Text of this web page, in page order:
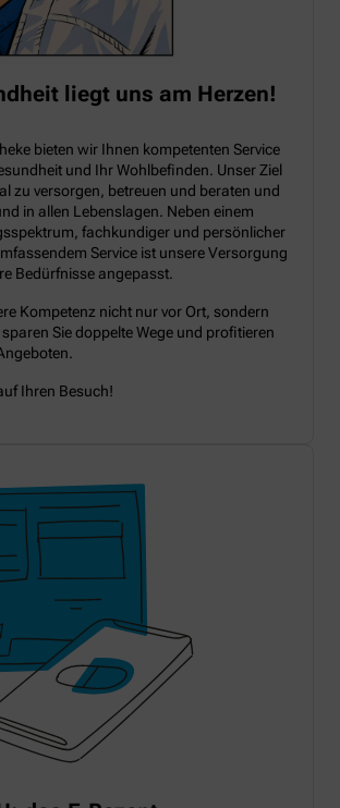
liegt uns am Herzen!
bieten wir Ihnen kompetenten Service
und Ihr Wohlbefinden. Unser Ziel
zu versorgen, betreuen und beraten und
in allen Lebenslagen. Neben einem
fachkundiger und persönlicher
Service ist unsere Versorgung
Bedürfnisse angepasst.
Kompetenz nicht nur vor Ort, sondern
Sie doppelte Wege und profitieren
Ihren Besuch!